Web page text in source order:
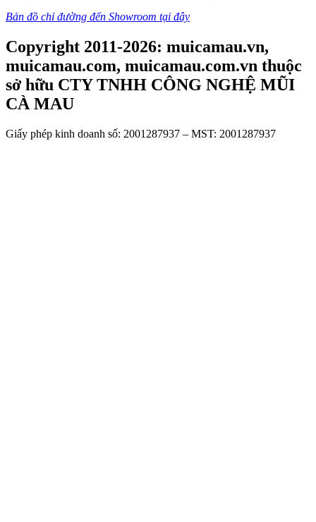
Bản đồ chỉ đường đến Showroom tại đây
Copyright 2011-2026: muicamau.vn,
muicamau.com, muicamau.com.vn thuộc
sở hữu CTY TNHH CÔNG NGHỆ MŨI
CÀ MAU
Giấy phép kinh doanh số: 2001287937 – MST: 2001287937